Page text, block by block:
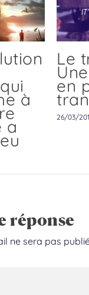
à
a
Le
en
26/03/
réponse
ne sera pas